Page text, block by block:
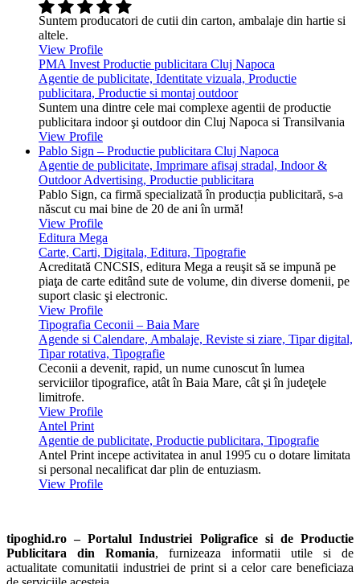
Suntem producatori de cutii din carton, ambalaje din hartie si
altele.
View Profile
PMA Invest Productie publicitara Cluj Napoca
Agentie de publicitate, Identitate vizuala, Productie
publicitara, Productie si montaj outdoor
Suntem una dintre cele mai complexe agentii de productie
publicitara indoor şi outdoor din Cluj Napoca si Transilvania
View Profile
Pablo Sign – Productie publicitara Cluj Napoca
Agentie de publicitate, Imprimare afisaj stradal, Indoor &
Outdoor Advertising, Productie publicitara
Pablo Sign, ca firmă specializată în producția publicitară, s-a
născut cu mai bine de 20 de ani în urmă!
View Profile
Editura Mega
Carte, Carti, Digitala, Editura, Tipografie
Acreditată CNCSIS, editura Mega a reuşit să se impună pe
piaţa de carte editând sute de volume, din diverse domenii, pe
suport clasic şi electronic.
View Profile
Tipografia Ceconii – Baia Mare
Agende si Calendare, Ambalaje, Reviste si ziare, Tipar digital,
Tipar rotativa, Tipografie
Ceconii a devenit, rapid, un nume cunoscut în lumea
serviciilor tipografice, atât în Baia Mare, cât şi în judeţele
limitrofe.
View Profile
Antel Print
Agentie de publicitate, Productie publicitara, Tipografie
Antel Print incepe activitatea in anul 1995 cu o dotare limitata
si personal necalificat dar plin de entuziasm.
View Profile
tipoghid.ro – Portalul Industriei Poligrafice si de Productie
Publicitara din Romania, furnizeaza informatii utile si de
actualitate comunitatii industriei de print si a celor care beneficiaza